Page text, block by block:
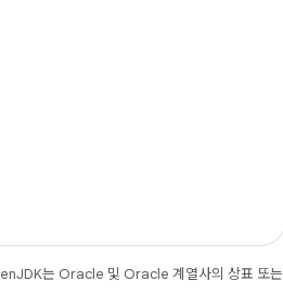
는 Oracle 및 Oracle 계열사의 상표 또는